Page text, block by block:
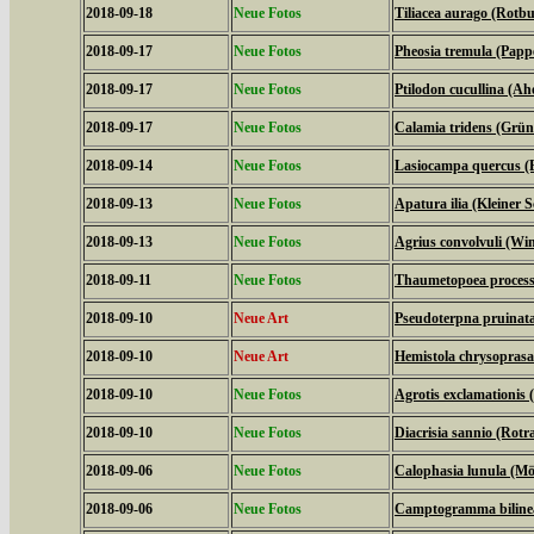
2018-09-18 Neue Fotos Tiliacea aurago
2018-09-17 Neue Fotos Pheosia tremula
2018-09-17 Neue Fotos Ptilodon cucullina
2018-09-17 Neue Fotos Calamia tridens
2018-09-14 Neue Fotos Lasiocampa quercus
2018-09-13 Neue Fotos Apatura ilia (Kleiner
2018-09-13 Neue Fotos Agrius convolvuli
2018-09-11 Neue Fotos Thaumetopoea
2018-09-10 Neue Art Pseudoterpna
2018-09-10 Neue Art Hemistola
2018-09-10 Neue Fotos Agrotis exclamationis
2018-09-10 Neue Fotos Diacrisia sannio
2018-09-06 Neue Fotos Calophasia lunula
2018-09-06 Neue Fotos Camptogramma